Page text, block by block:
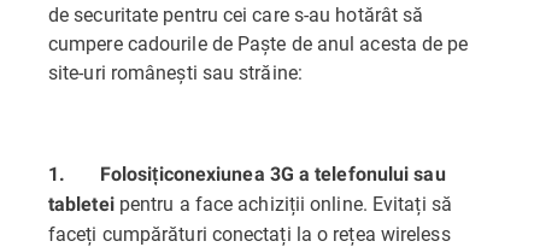
de securitate pentru cei care s-au hotărât să
cumpere cadourile de Paște de anul acesta de pe
site-uri românești sau străine:
1. Folosițiconexiunea 3G a telefonului sau
tabletei pentru a face achiziții online. Evitați să
faceți cumpărături conectați la o rețea wireless